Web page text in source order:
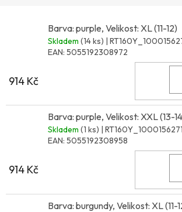
Barva: purple, Velikost: XL (11-12)
Skladem (14 ks) |
EAN: 5055192308972
914 Kč
Barva: purple, Velikost: XXL (13-
Skladem (1 ks) | RT160Y_1000156271
EAN: 5055192308958
914 Kč
Barva: burgundy, Velikost: XL (11-